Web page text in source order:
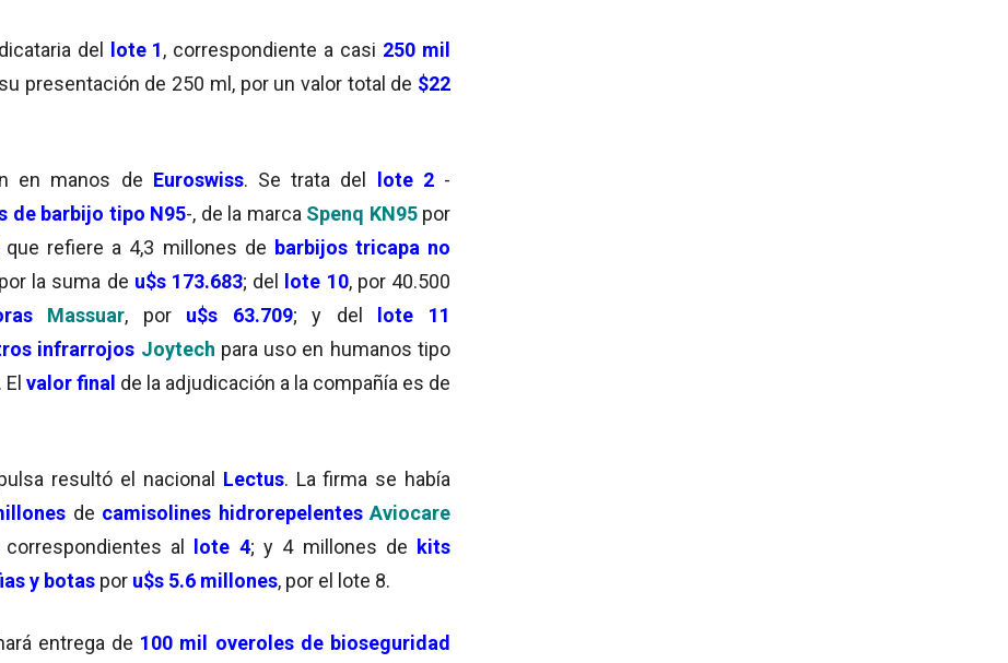
del lote 1, correspondiente a casi 250 mil
presentación de 250 ml, por un valor total de $22
en manos de Euroswiss. Se trata del lote 2 -
de barbijo tipo N95-, de la marca Spenq KN95por
que refiere a 4,3 millones de barbijos tricapa no
la suma de u$s 173.683; del lote 10, por 40.500
Massuar, poru$s 63.709; y del lote 11
infrarrojos Joytech para uso en humanos tipo
. El valor final de la adjudicación a la compañía es de
resultó el nacional Lectus. La firma se había
de camisolines hidrorepelentesAviocare
correspondientes al lote 4; y 4 millones de kits
y botas por u$s 5.6 millones, por el lote 8.
entrega de 100 mil overoles de bioseguridad